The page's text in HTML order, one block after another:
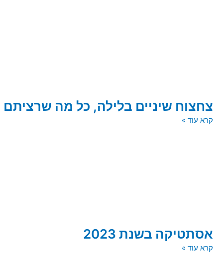
צחצוח שיניים בלילה, כל מה
קרא עוד »
אסתטיקה בשנת 2023
קרא עוד »